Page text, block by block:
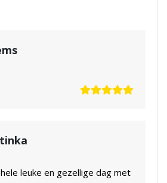
leuke en gezellige dag met